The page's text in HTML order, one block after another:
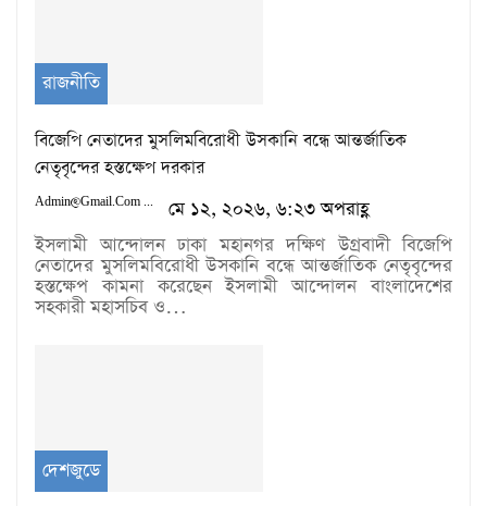
রাজনীতি
বিজেপি নেতাদের মুসলিমবিরোধী উসকানি বন্ধে আন্তর্জাতিক
নেতৃবৃন্দের হস্তক্ষেপ দরকার
Admin@gmail.com
মে ১২, ২০২৬, ৬:২৩ অপরাহ্ণ
ইসলামী আন্দোলন ঢাকা মহানগর দক্ষিণ উগ্রবাদী বিজেপি
নেতাদের মুসলিমবিরোধী উসকানি বন্ধে আন্তর্জাতিক নেতৃবৃন্দের
হস্তক্ষেপ কামনা করেছেন ইসলামী আন্দোলন বাংলাদেশের
সহকারী মহাসচিব ও…
দেশজুডে